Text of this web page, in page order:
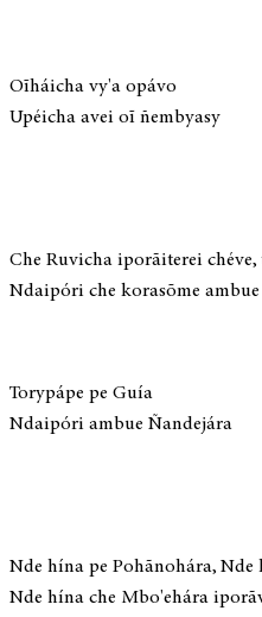
Oĩháicha vy'a opávo
Upéicha avei oĩ ñembyasy
Che Ruvicha iporãiterei
Ndaipóri che korasõme
Torypápe pe Guía
Ndaipóri ambue Ñandejára
Nde hína pe Pohãnohára,
Nde hína che Mbo'ehára